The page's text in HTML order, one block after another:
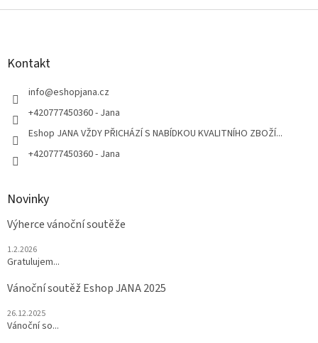
Z
Kontakt
info@eshopjana.cz
+420777450360 - Jana
Eshop JANA VŽDY PŘICHÁZÍ S NABÍDKOU KVALITNÍHO ZBOŽÍ...
+420777450360 - Jana
Novinky
Výherce vánoční soutěže
1.2.2026
Gratulujem...
Vánoční soutěž Eshop JANA 2025
26.12.2025
Vánoční so...